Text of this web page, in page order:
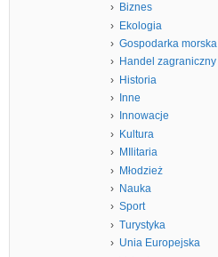
Biznes
Ekologia
Gospodarka morska
Handel zagraniczny
Historia
Inne
Innowacje
Kultura
MIlitaria
Młodzież
Nauka
Sport
Turystyka
Unia Europejska